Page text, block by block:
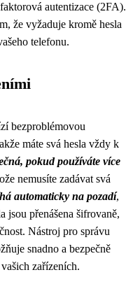
autentizace (2FA).
že vyžaduje kromě hesla
telefonu.
bezproblémovou
máte svá hesla vždy k
pokud používáte více
nemusíte zadávat svá
automaticky na pozadí,
jsou přenášena šifrovaně,
Nástroj pro správu
snadno a bezpečně
zařízeních.